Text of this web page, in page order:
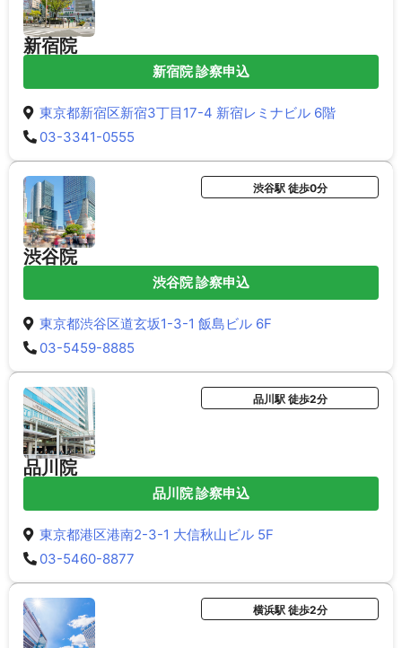
新宿院
新宿院 診察申込
東京都新宿区新宿3丁目17-4 新宿レミナビル 6階
03-3341-0555
渋谷院
渋谷駅 徒歩0分
渋谷院 診察申込
東京都渋谷区道玄坂1-3-1 飯島ビル 6F
03-5459-8885
品川院
品川駅 徒歩2分
品川院 診察申込
東京都港区港南2-3-1 大信秋山ビル 5F
03-5460-8877
横浜駅 徒歩2分